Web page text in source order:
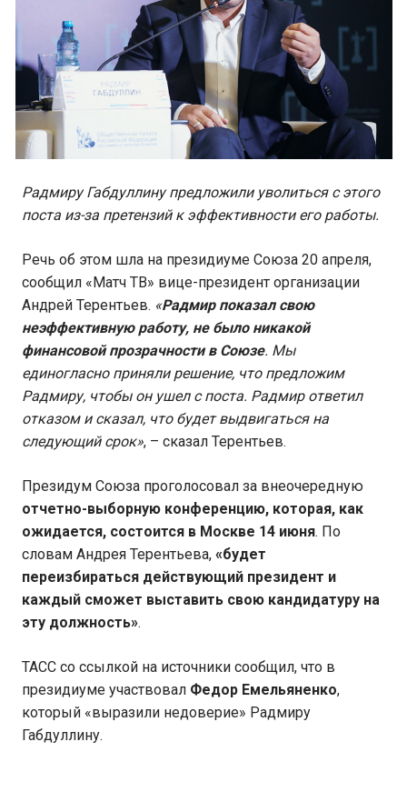
Радмиру Габдуллину предложили уволиться с этого
поста из-за претензий к эффективности его работы.
Речь об этом шла на президиуме Союза 20 апреля,
сообщил «Матч ТВ» вице-президент организации
Андрей Терентьев. «Радмир показал свою
неэффективную работу, не было никакой
финансовой прозрачности в Союзе. Мы
единогласно приняли решение, что предложим
Радмиру, чтобы он ушел с поста. Радмир ответил
отказом и сказал, что будет выдвигаться на
следующий срок», – сказал Терентьев.
Президум Союза проголосовал за внеочередную
отчетно-выборную конференцию, которая, как
ожидается, состоится в Москве 14 июня. По
словам Андрея Терентьева, «будет
переизбираться действующий президент и
каждый сможет выставить свою кандидатуру на
эту должность».
ТАСС со ссылкой на источники сообщил, что в
президиуме участвовал Федор Емельяненко,
который «выразили недоверие» Радмиру
Габдуллину.